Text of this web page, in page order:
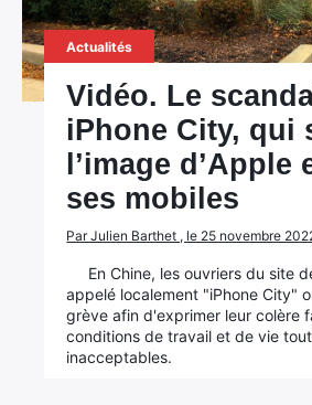
Actualités
Vidéo. Le
iPhone City, qui
l’image d’Apple
ses mobiles
Par Julien Barthet , le 25 novembre
En Chine, les ouvriers du site
appelé localement "iPhone City"
grève afin d'exprimer leur colère
conditions de travail et de vie
inacceptables.